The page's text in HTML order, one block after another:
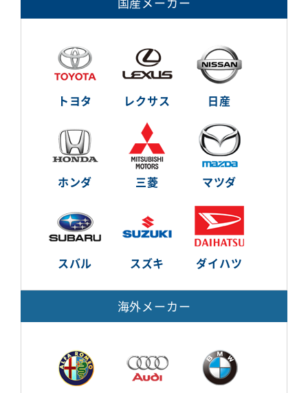
トヨタ レクサス 日産
ホンダ 三菱 マツダ
スバル スズキ ダイハツ
海外メーカー